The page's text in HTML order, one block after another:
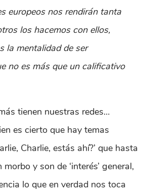
europeos nos rendirán tanta
los hacemos con ellos,
la mentalidad de ser
no es más que un calificativo
tienen nuestras redes…
es cierto que hay temas
Charlie, estás ahí?’ que hasta
y son de ‘interés’ general,
lo que en verdad nos toca